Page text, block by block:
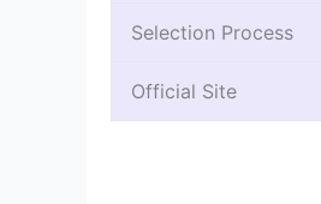
Selection Process
Official Site